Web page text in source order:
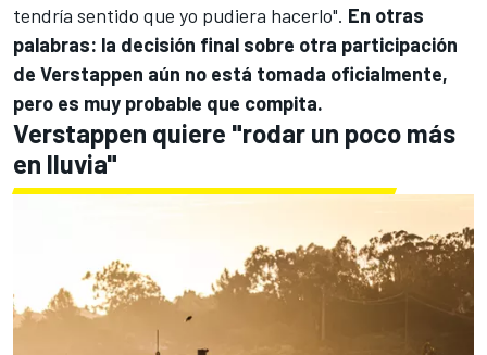
tendría sentido que yo pudiera hacerlo". En otras
palabras: la decisión final sobre otra participación
de Verstappen aún no está tomada oficialmente,
pero es muy probable que compita.
Verstappen quiere "rodar un poco más
en lluvia"